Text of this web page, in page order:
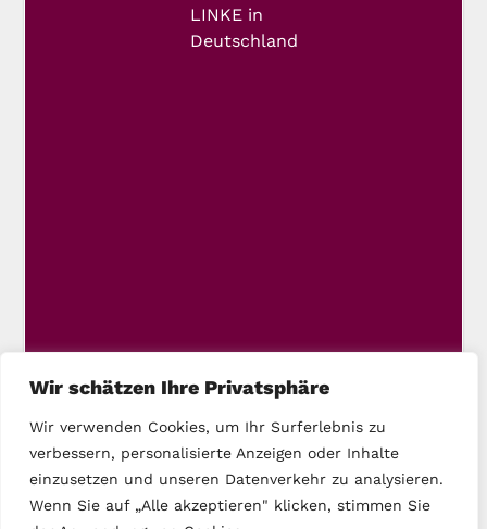
Wir schätzen Ihre Privatsphäre
Wir verwenden Cookies, um Ihr Surferlebnis zu
verbessern, personalisierte Anzeigen oder Inhalte
einzusetzen und unseren Datenverkehr zu analysieren.
Wenn Sie auf „Alle akzeptieren" klicken, stimmen Sie
LINKE in
Deutschland